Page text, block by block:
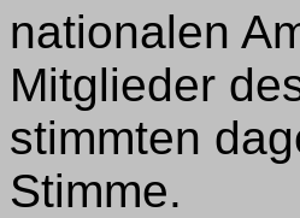
nationalen
Mitglieder
stimmten
Stimme.